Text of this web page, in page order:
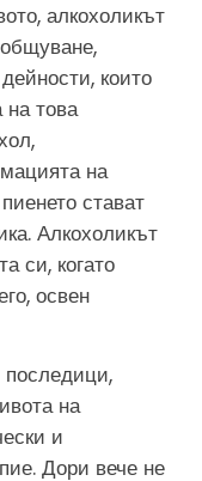
алкохоликът
които
това
на
стават
Алкохоликът
си, когато
освен
на
и
Дори вече не